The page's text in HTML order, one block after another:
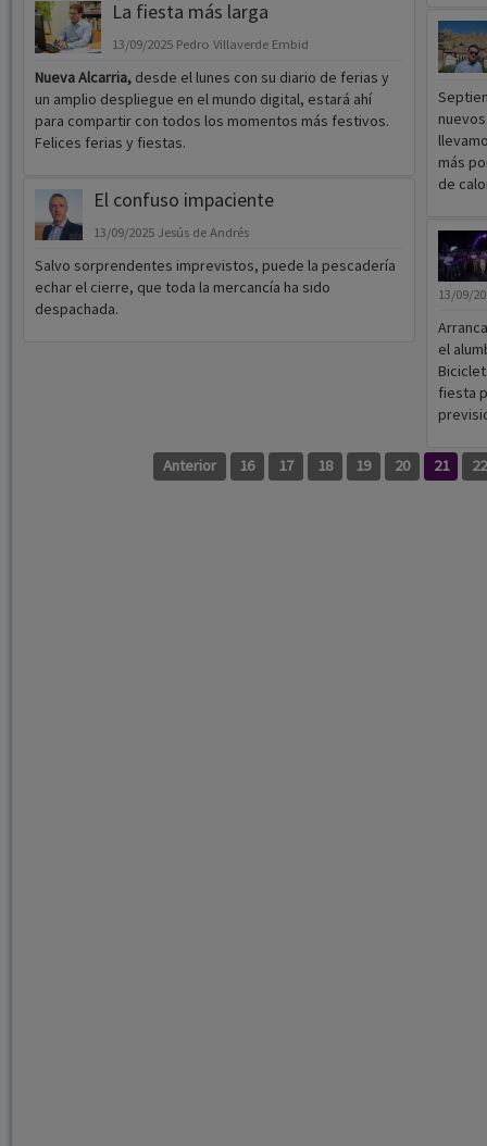
La fiesta más larga
13/09/2025 Pedro Villaverde Embid
Nueva Alcarria,desde el lunes con su diario de ferias y
un amplio despliegue en el mundo digital, estará ahí
para compartir con todos los momentos más festivos.
Felices ferias y fiestas.
El confuso impaciente
13/09/2025 Jesús de Andrés
Salvo sorprendentes imprevistos, puede la pescadería
echar el cierre, que toda la mercancía ha sido
despachada.
más
de
13/09/
el
fiesta
Anterior 16 17 18 19 20 21 22